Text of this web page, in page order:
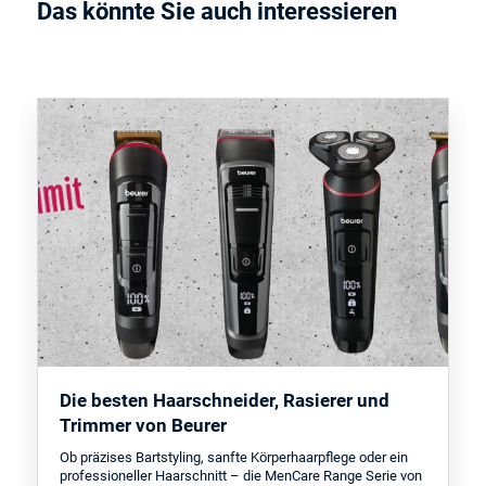
Das könnte Sie auch interessieren
Die besten Haarschneider, Rasierer und
Trimmer von Beurer
Ob präzises Bartstyling, sanfte Körperhaarpflege oder ein
professioneller Haarschnitt – die MenCare Range Serie von